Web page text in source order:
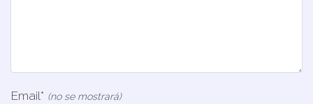
Email* (no se mostrará)